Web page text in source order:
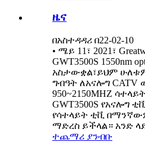
ዜና
በአስተዳዳሪ በ22-02-10
• ሜይ 11፣ 2021፣
GWT3500S 1550nm
አስታውቋል፣ይህም ሁለቱም
ግብዓት ለአናሎግ CATV
950~2150MHZ
GWT3500S የአናሎግ
የሳተላይት ቲቪ
ማድረስ ይችላል። አንድ
ተጨማሪ ያንብቡ